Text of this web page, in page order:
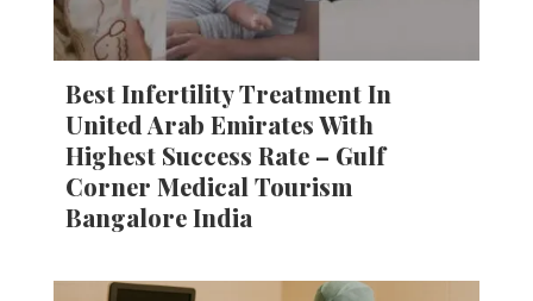
Best Infertility Treatment In
United Arab Emirates With
Highest Success Rate – Gulf
Corner Medical Tourism
Bangalore India